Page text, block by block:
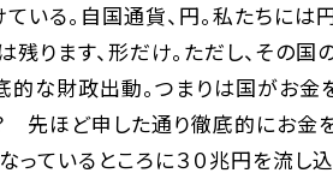
いる。自国通貨、円。私たちに
残ります、形だけ。ただし、その
な財政出動。つまりは国がお金
先ほど申した通り徹底的にお金
ているところに３０兆円を流し